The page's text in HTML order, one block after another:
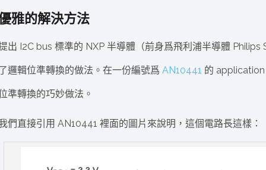
雅的解決方法
出 I2C bus 標準的 NXP 半導體（前身爲飛利浦半導體
邏輯位準轉換的做法。在一份編號爲 AN10441 的 application
準轉換的巧妙做法。
們直接引用 AN10441 裡面的圖片來說明，這個電路長這樣：